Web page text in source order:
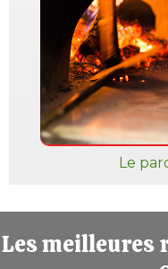
Le
Les meilleures